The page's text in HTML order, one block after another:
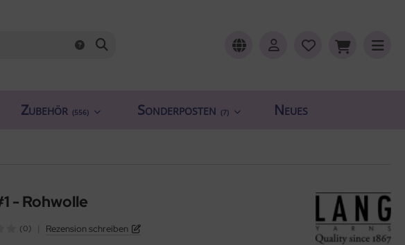
Zubehör (556) Sonderposten (7) Neues
- Rohwolle
(0) Rezension schreiben